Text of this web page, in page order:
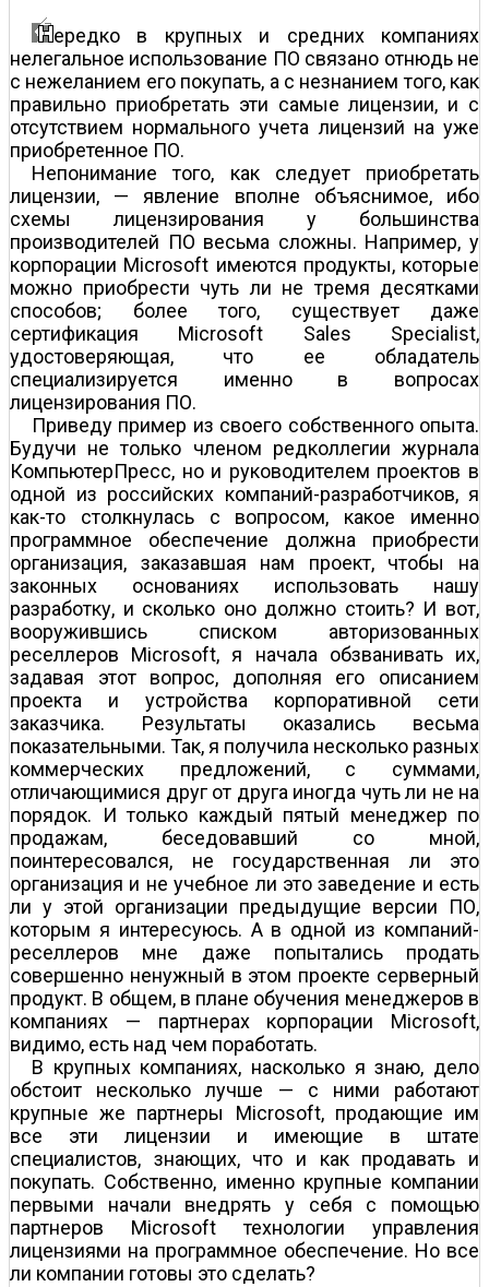
ередко в крупных и средних компаниях
нелегальное использование ПО связано отнюдь не
с нежеланием его покупать, а с незнанием того, как
правильно приобретать эти самые лицензии, и c
отсутствием нормального учета лицензий на уже
приобретенное ПО.
Непонимание того, как следует приобретать
лицензии, — явление вполне объяснимое, ибо
схемы лицензирования у большинства
производителей ПО весьма сложны. Например, у
корпорации Microsoft имеются продукты, которые
можно приобрести чуть ли не тремя десятками
способов; более того, существует даже
сертификация Microsoft Sales Specialist,
удостоверяющая, что ее обладатель
специализируется именно в вопросах
лицензирования ПО.
Приведу пример из своего собственного опыта.
Будучи не только членом редколлегии журнала
КомпьютерПресс, но и руководителем проектов в
одной из российских компаний-разработчиков, я
как-то столкнулась с вопросом, какое именно
программное обеспечение должна приобрести
организация, заказавшая нам проект, чтобы на
законных основаниях использовать нашу
разработку, и сколько оно должно стоить? И вот,
вооружившись списком авторизованных
реселлеров Microsoft, я начала обзванивать их,
задавая этот вопрос, дополняя его описанием
проекта и устройства корпоративной сети
заказчика. Результаты оказались весьма
показательными. Так, я получила несколько разных
коммерческих предложений, с суммами,
отличающимися друг от друга иногда чуть ли не на
порядок. И только каждый пятый менеджер по
продажам, беседовавший со мной,
поинтересовался, не государственная ли это
организация и не учебное ли это заведение и есть
ли у этой организации предыдущие версии ПО,
которым я интересуюсь. А в одной из компаний-
реселлеров мне даже попытались продать
совершенно ненужный в этом проекте серверный
продукт. В общем, в плане обучения менеджеров в
компаниях — партнерах корпорации Microsoft,
видимо, есть над чем поработать.
В крупных компаниях, насколько я знаю, дело
обстоит несколько лучше — с ними работают
крупные же партнеры Microsoft, продающие им
все эти лицензии и имеющие в штате
специалистов, знающих, что и как продавать и
покупать. Собственно, именно крупные компании
первыми начали внедрять у себя с помощью
партнеров Microsoft технологии управления
лицензиями на программное обеспечение. Но все
ли компании готовы это сделать?